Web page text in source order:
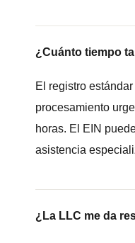
¿Cuánto tiempo
El registro
procesamiento
horas. El EIN
asistencia
¿La LLC me da